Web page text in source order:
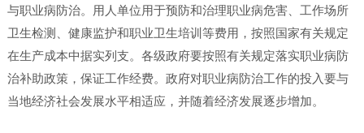
与职业病防治。用人单位用于预防和治理职业病危害、工作场所
卫生检测、健康监护和职业卫生培训等费用，按照国家有关规定
在生产成本中据实列支。各级政府要按照有关规定落实职业病防
治补助政策，保证工作经费。政府对职业病防治工作的投入要与
当地经济社会发展水平相适应，并随着经济发展逐步增加。